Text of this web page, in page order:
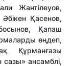
Жантілеуов,
Қасенов,
Қапаш
өңдеп,
Құрманғазы
ансамблі,